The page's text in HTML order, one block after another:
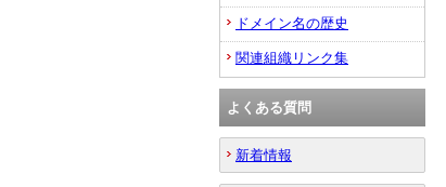
ドメイン名の歴史
関連組織リンク集
よくある質問
新着情報